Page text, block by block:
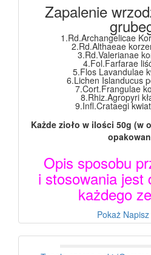
Zapalenie
1.Rd.Archangelicae
2.Rd.Althaeae
3.Rd.Valerianae
4.Fol.Farfarae
5.Flos Lavandulae
6.Lichen Islanducus
7.Cort.Frangulae
8.Rhiz.Agropyri
9.Infl.Crataegi
Każde zioło w ilości 50g (w
Opis sposobu
i stosowania jest
każdego
Pokaż